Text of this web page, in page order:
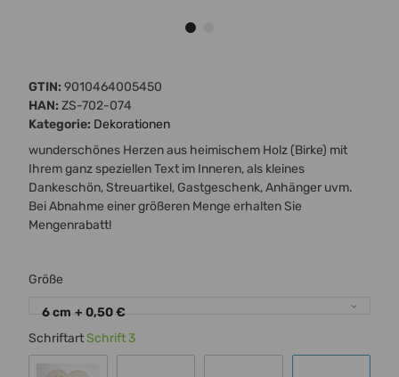
GTIN: 9010464005450
HAN: ZS-702-074
Kategorie: Dekorationen
wunderschönes Herzen aus heimischem Holz (Birke) mit
Ihrem ganz speziellen Text im Inneren, als kleines
Dankeschön, Streuartikel, Gastgeschenk, Anhänger uvm.
Bei Abnahme einer größeren Menge erhalten Sie
Mengenrabatt!
Größe
6 cm + 0,50 €
SchriftartSchrift 3